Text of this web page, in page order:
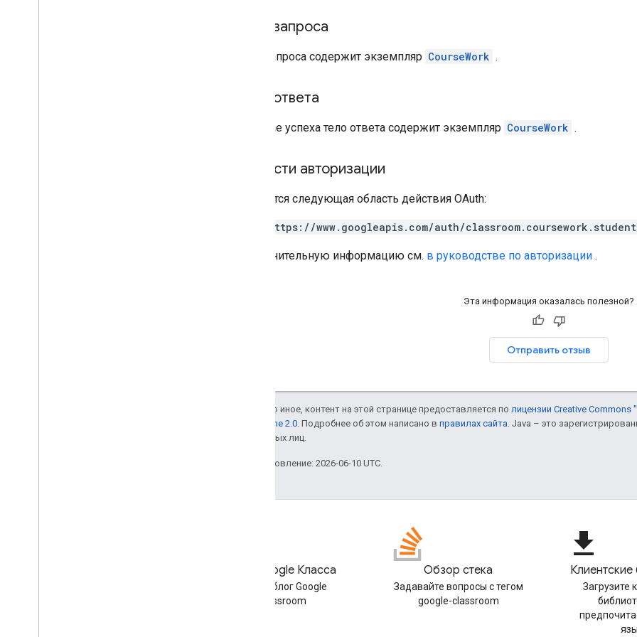
Тело запроса
Тело запроса содержит экземпляр CourseWork .
Тело ответа
В случае успеха тело ответа содержит экземпляр CourseWork .
Области авторизации
Требуется следующая область действия OAuth:
https://www.googleapis.com/auth/
Дополнительную информацию см. в руководстве по авторизации .
Эта информация оказалась полезной?
Отправить отзыв
Если не указано иное, контент на этой странице предоставляется по лицензии Creative
лицензии Apache 2.0 . Подробнее об этом написано в правилах сайта . Java – это
аффилированных лиц.
Последнее обновление: 2026-06-10 UTC.
Блог Google Класса
Читать блог Google
Classroom
Обзор стека
Задавайте вопросы с тегом
google-classroom
file_download
Загрузите